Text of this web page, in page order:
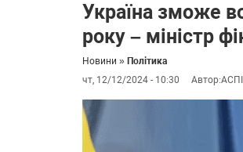
Україна зможе
року – міністр
Новини » Політика
чт, 12/12/2024 - 10:30
Автор:АСПІ